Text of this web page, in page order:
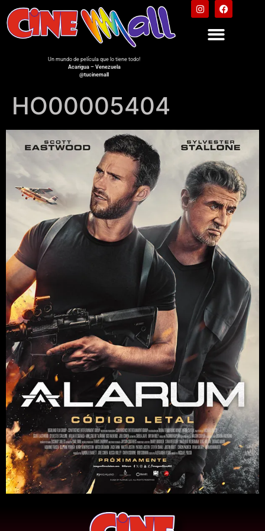
Un mundo de película que lo tiene todo!
Acarigua – Venezuela
@tucinemall
HO00005404